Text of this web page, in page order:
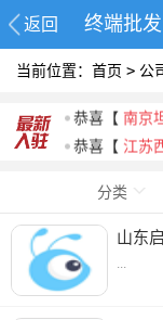
返回 终端批
当前位置： 首页 > 公
恭喜 【 南京
恭喜 【 江苏
恭喜【山东
恭喜【广州
分类
山东
...